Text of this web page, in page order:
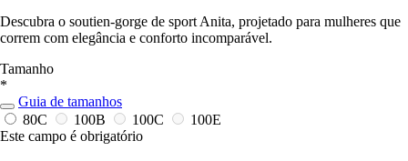
Descubra o soutien-gorge de sport Anita, projetado para mulheres que
correm com elegância e conforto incomparável.
Tamanho
*
Guia de tamanhos
80C
100B 100C
100E
Este campo é obrigatório